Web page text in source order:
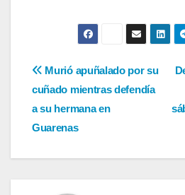
Navegación
de
entradas
Murió apuñalado por su
cuñado mientras defendía
a su hermana en
Guarenas